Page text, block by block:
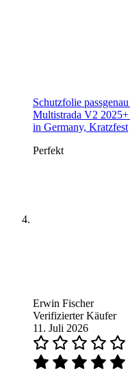
Schutzfolie
Multistrada V2
in Germany, Kratzfest
Perfekt
Erwin Fischer
Verifizierter Käufer
11. Juli 2026